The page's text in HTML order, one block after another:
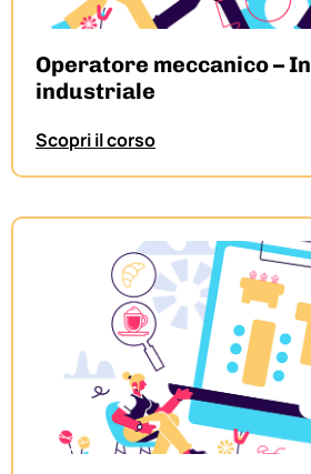
Operatore meccanico –
industriale
Scopri il corso